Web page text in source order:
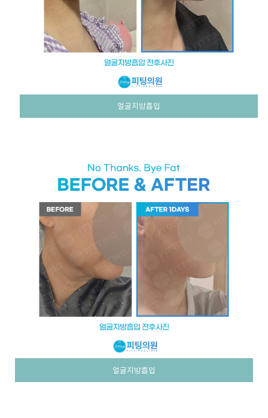
얼굴지방흡입
얼굴지방흡입